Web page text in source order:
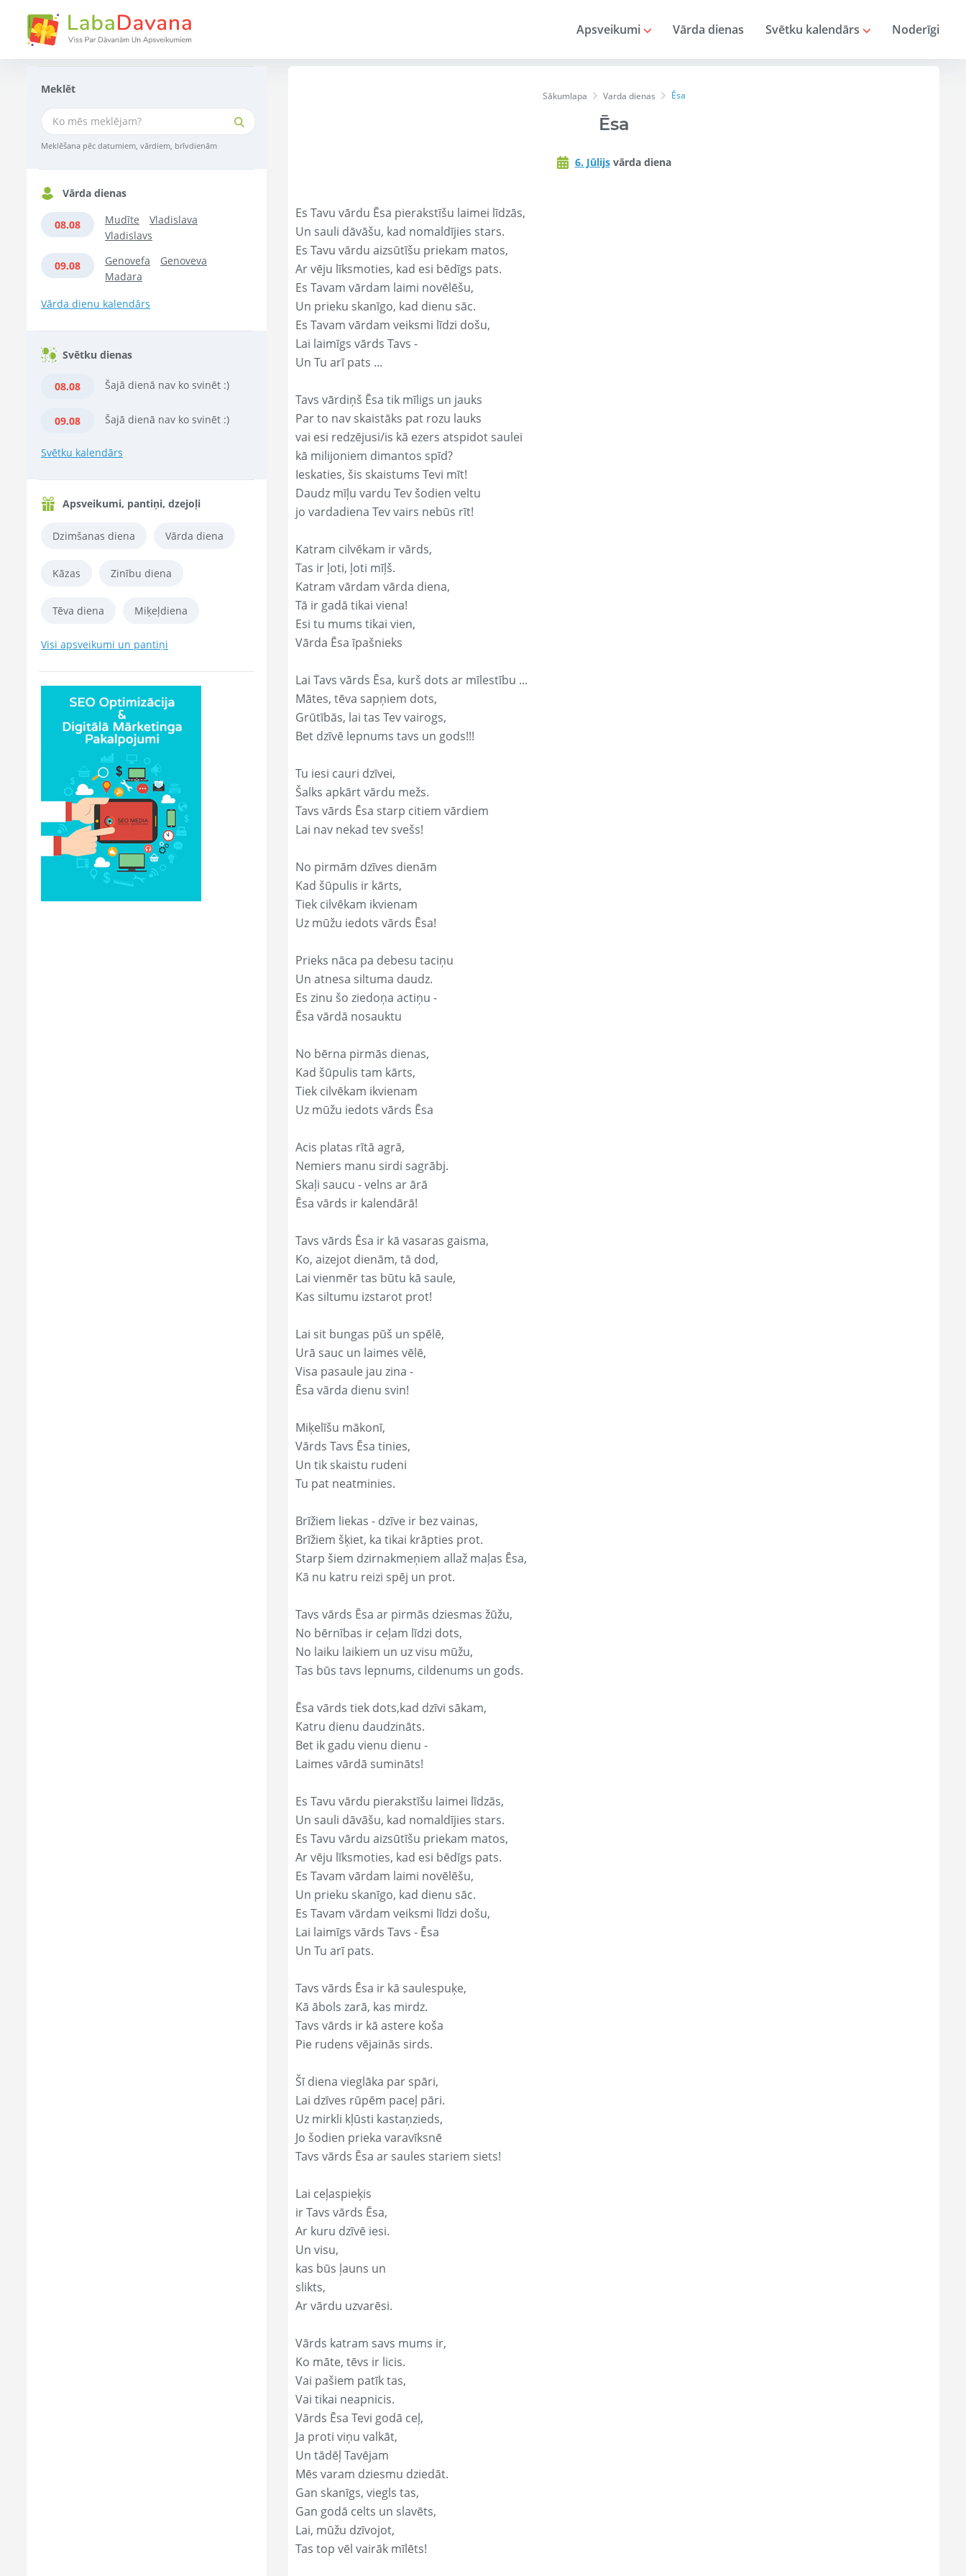
Apsveikumi Vārda dienas Svētku kalendārs Noderīgi
Meklēt
Meklēšana pēc datumiem, vārdiem, brīvdienām
Vārda dienas
08.08 Mudīte
Vladislava
Vladislavs
09.08 Genovefa
Genoveva
Madara
Vārda dienu kalendārs
Svētku dienas
08.08 Šajā dienā nav ko svinēt :)
09.08 Šajā dienā nav ko svinēt :)
Svētku kalendārs
Apsveikumi, pantiņi, dzejoļi
Dzimšanas diena Vārda diena
Kāzas Zinību diena
Tēva diena Miķeļdiena
Visi apsveikumi un pantiņi
Sākumlapa Varda dienas Ēsa
Ēsa
6. Jūlijsvārda diena
Es Tavu vārdu Ēsa pierakstīšu laimei līdzās,
Un sauli dāvāšu, kad nomaldījies stars.
Es Tavu vārdu aizsūtīšu priekam matos,
Ar vēju līksmoties, kad esi bēdīgs pats.
Es Tavam vārdam laimi novēlēšu,
Un prieku skanīgo, kad dienu sāc.
Es Tavam vārdam veiksmi līdzi došu,
Lai laimīgs vārds Tavs -
Un Tu arī pats ...
Tavs vārdiņš Ēsa tik mīligs un jauks
Par to nav skaistāks pat rozu lauks
vai esi redzējusi/is kā ezers atspidot saulei
kā milijoniem dimantos spīd?
Ieskaties, šis skaistums Tevi mīt!
Daudz mīļu vardu Tev šodien veltu
jo vardadiena Tev vairs nebūs rīt!
Katram cilvēkam ir vārds,
Tas ir ļoti, ļoti mīļš.
Katram vārdam vārda diena,
Tā ir gadā tikai viena!
Esi tu mums tikai vien,
Vārda Ēsa īpašnieks
Lai Tavs vārds Ēsa, kurš dots ar mīlestību ...
Mātes, tēva sapņiem dots,
Grūtībās, lai tas Tev vairogs,
Bet dzīvē lepnums tavs un gods!!!
Tu iesi cauri dzīvei,
Šalks apkārt vārdu mežs.
Tavs vārds Ēsa starp citiem vārdiem
Lai nav nekad tev svešs!
No pirmām dzīves dienām
Kad šūpulis ir kārts,
Tiek cilvēkam ikvienam
Uz mūžu iedots vārds Ēsa!
Prieks nāca pa debesu taciņu
Un atnesa siltuma daudz.
Es zinu šo ziedoņa actiņu -
Ēsa vārdā nosauktu
No bērna pirmās dienas,
Kad šūpulis tam kārts,
Tiek cilvēkam ikvienam
Uz mūžu iedots vārds Ēsa
Acis platas rītā agrā,
Nemiers manu sirdi sagrābj.
Skaļi saucu - velns ar ārā
Ēsa vārds ir kalendārā!
Tavs vārds Ēsa ir kā vasaras gaisma,
Ko, aizejot dienām, tā dod,
Lai vienmēr tas būtu kā saule,
Kas siltumu izstarot prot!
Lai sit bungas pūš un spēlē,
Urā sauc un laimes vēlē,
Visa pasaule jau zina -
Ēsa vārda dienu svin!
Miķelīšu mākonī,
Vārds Tavs Ēsa tinies,
Un tik skaistu rudeni
Tu pat neatminies.
Brīžiem liekas - dzīve ir bez vainas,
Brīžiem šķiet, ka tikai krāpties prot.
Starp šiem dzirnakmeņiem allaž maļas Ēsa,
Kā nu katru reizi spēj un prot.
Tavs vārds Ēsa ar pirmās dziesmas žūžu,
No bērnības ir ceļam līdzi dots,
No laiku laikiem un uz visu mūžu,
Tas būs tavs lepnums, cildenums un gods.
Ēsa vārds tiek dots,kad dzīvi sākam,
Katru dienu daudzināts.
Bet ik gadu vienu dienu -
Laimes vārdā sumināts!
Es Tavu vārdu pierakstīšu laimei līdzās,
Un sauli dāvāšu, kad nomaldījies stars.
Es Tavu vārdu aizsūtīšu priekam matos,
Ar vēju līksmoties, kad esi bēdīgs pats.
Es Tavam vārdam laimi novēlēšu,
Un prieku skanīgo, kad dienu sāc.
Es Tavam vārdam veiksmi līdzi došu,
Lai laimīgs vārds Tavs - Ēsa
Un Tu arī pats.
Tavs vārds Ēsa ir kā saulespuķe,
Kā ābols zarā, kas mirdz.
Tavs vārds ir kā astere koša
Pie rudens vējainās sirds.
Šī diena vieglāka par spāri,
Lai dzīves rūpēm paceļ pāri.
Uz mirkli kļūsti kastaņzieds,
Jo šodien prieka varavīksnē
Tavs vārds Ēsa ar saules stariem siets!
Lai ceļaspieķis
ir Tavs vārds Ēsa,
Ar kuru dzīvē iesi.
Un visu,
kas būs ļauns un
slikts,
Ar vārdu uzvarēsi.
Vārds katram savs mums ir,
Ko māte, tēvs ir licis.
Vai pašiem patīk tas,
Vai tikai neapnicis.
Vārds Ēsa Tevi godā ceļ,
Ja proti viņu valkāt,
Un tādēļ Tavējam
Mēs varam dziesmu dziedāt.
Gan skanīgs, viegls tas,
Gan godā celts un slavēts,
Lai, mūžu dzīvojot,
Tas top vēl vairāk mīlēts!